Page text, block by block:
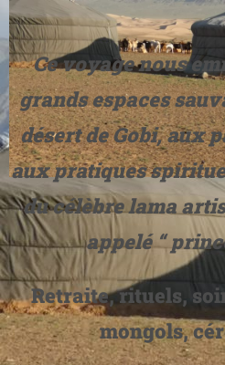
Ce voyage nous
grands espaces
désert de Gobi, aux
aux pratiques
du célèbre lama
appelé “
Retraite, rituels,
mongols,